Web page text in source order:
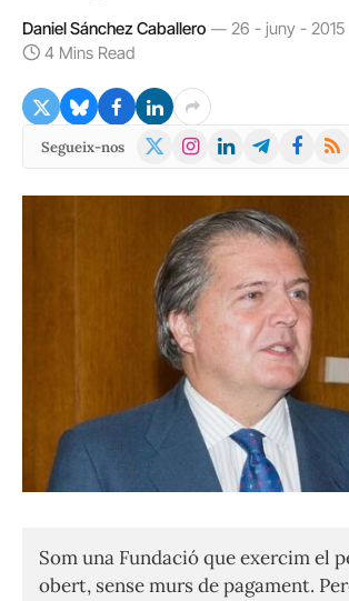
Daniel Sánchez Caballero
26 - juny - 2015
4 Mins Read
Segueix-nos
X
Instagram
LinkedInTelegramFacebook
RSS
Som una Fundació que exercim el
obert, sense murs de pagament.